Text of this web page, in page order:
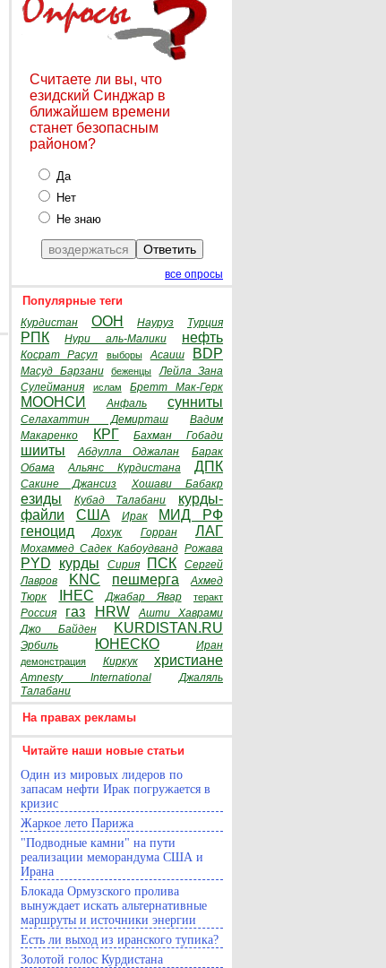
Считаете ли вы, что
езидский Синджар в
ближайшем времени
станет безопасным
районом?
Да
Нет
Не знаю
все опросы
Популярные теги
Курдистан ООН Науруз Турция
РПК Нури аль-Малики нефть
Косрат Расул выборы Асаиш BDP
Масуд Барзани беженцы
Лейла Зана
Сулеймания
ислам Бретт Мак-Герк
МООНСИ Анфаль сунниты
Селахаттин Демирташ
Вадим
Макаренко
КРГ Бахман Гобади
шииты Абдулла Оджалан
Барак
Обама
Альянс Курдистана ДПК
Сакине Джансиз Хошави Бабакр
езиды Кубад Талабани
курды-
файли
США Ирак
МИД РФ
геноцид
Дохук Горран ЛАГ
Мохаммед Садек Кабоудванд Рожава
PYD курды Сирия ПСК
Сергей
Лавров
KNC пешмерга
Ахмед
Тюрк
IHEC Джабар Явар теракт
Россия газ HRW
Ашти Хаврами
Джо Байден
KURDISTAN.RU
Эрбиль ЮНЕСКО Иран
демонстрация Киркук христиане
Amnesty International
Джаляль
Талабани
На правах рекламы
Читайте наши новые статьи
Один из мировых лидеров по
запасам нефти Ирак погружается в
кризис
Жаркое лето Парижа
"Подводные камни" на пути
реализации меморандума США и
Ирана
Блокада Ормузского пролива
вынуждает искать альтернативные
маршруты и источники энергии
Есть ли выход из иранского тупика?
Золотой голос Курдистана